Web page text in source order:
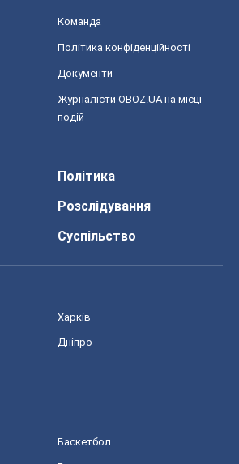
Команда
Політика конфіденційності
Документи
Журналісти OBOZ.UA на місці
подій
Політика
Розслідування
Суспільство
Харків
Дніпро
Баскетбол